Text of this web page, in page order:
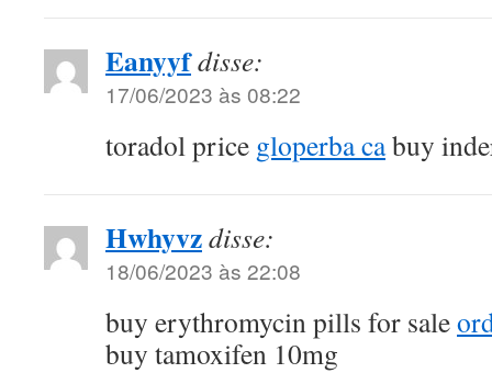
Eanyyfdisse:
17/06/2023 às 08:22
toradol price gloperba cabuy
Hwhyvzdisse:
18/06/2023 às 22:08
buy erythromycin pills for sale
buy tamoxifen 10mg